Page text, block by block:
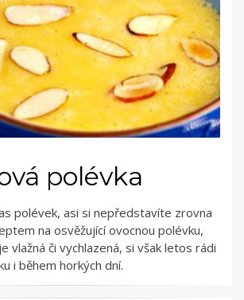
polévka
polévek, asi si nepředstavíte zrovna
na osvěžující ovocnou polévku,
vlažná či vychlazená, si však letos rádi
i během horkých dní.